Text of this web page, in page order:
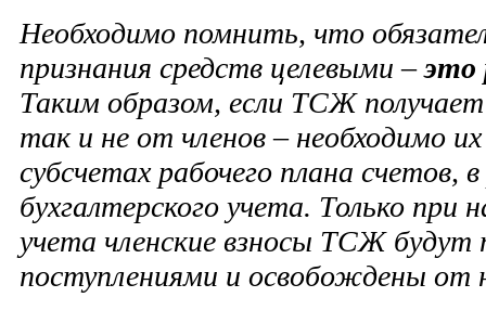
Необходимо помнить, что
признания средств целевыми –это
Таким образом, если ТСЖ
так и не от членов – необходимо
субсчетах рабочего плана счетов,
бухгалтерского учета. Только при
учета членские взносы ТСЖ будут
поступлениями и освобождены от